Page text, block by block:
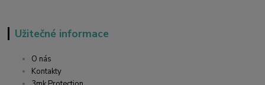
Užitečné informace
O nás
Kontakty